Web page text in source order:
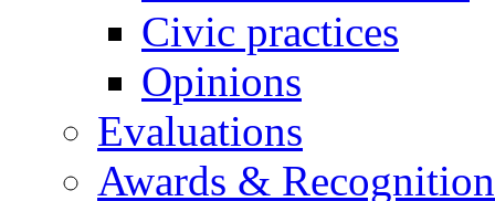
Civic practices
Opinions
Evaluations
Awards &